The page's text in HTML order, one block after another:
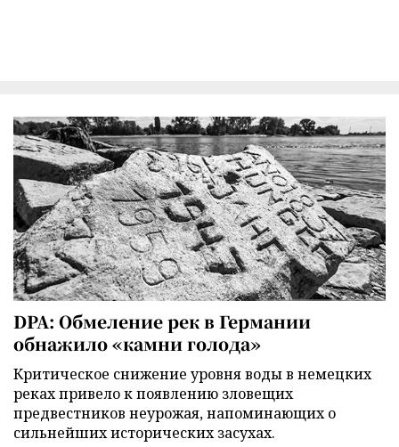
DPA: Обмеление рек в Германии
обнажило «камни голода»
Критическое снижение уровня воды в немецких
реках привело к появлению зловещих
предвестников неурожая, напоминающих о
сильнейших исторических засухах.